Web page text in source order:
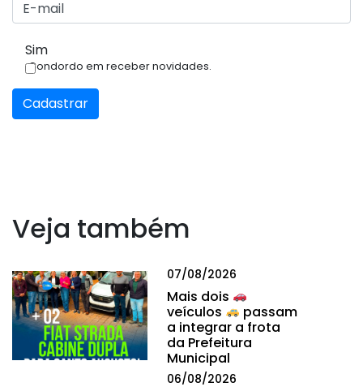
Sim
Condordo em receber novidades.
Cadastrar
Veja também
07/08/2026
Mais dois
veículos
passam
a integrar a frota
da Prefeitura
Municipal
06/08/2026